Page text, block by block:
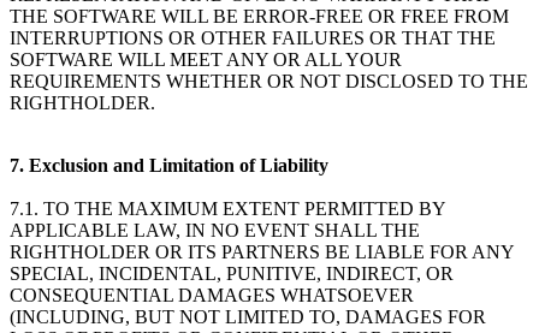
THE SOFTWARE WILL BE ERROR-FREE OR FREE FROM
INTERRUPTIONS OR OTHER FAILURES OR THAT THE
SOFTWARE WILL MEET ANY OR ALL YOUR
REQUIREMENTS WHETHER OR NOT DISCLOSED TO THE
RIGHTHOLDER.
7. Exclusion and Limitation of Liability
7.1. TO THE MAXIMUM EXTENT PERMITTED BY
APPLICABLE LAW, IN NO EVENT SHALL THE
RIGHTHOLDER OR ITS PARTNERS BE LIABLE FOR ANY
SPECIAL, INCIDENTAL, PUNITIVE, INDIRECT, OR
CONSEQUENTIAL DAMAGES WHATSOEVER
(INCLUDING, BUT NOT LIMITED TO, DAMAGES FOR